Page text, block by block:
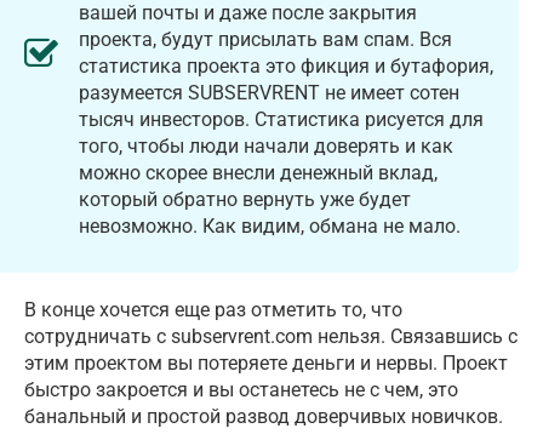
вашей почты и даже после закрытия
проекта, будут присылать вам спам. Вся
статистика проекта это фикция и бутафория,
разумеется SUBSERVRENT не имеет сотен
тысяч инвесторов. Статистика рисуется для
того, чтобы люди начали доверять и как
можно скорее внесли денежный вклад,
который обратно вернуть уже будет
невозможно. Как видим, обмана не мало.
В конце хочется еще раз отметить то, что
сотрудничать с subservrent.com нельзя. Связавшись с
этим проектом вы потеряете деньги и нервы. Проект
быстро закроется и вы останетесь не с чем, это
банальный и простой развод доверчивых новичков.